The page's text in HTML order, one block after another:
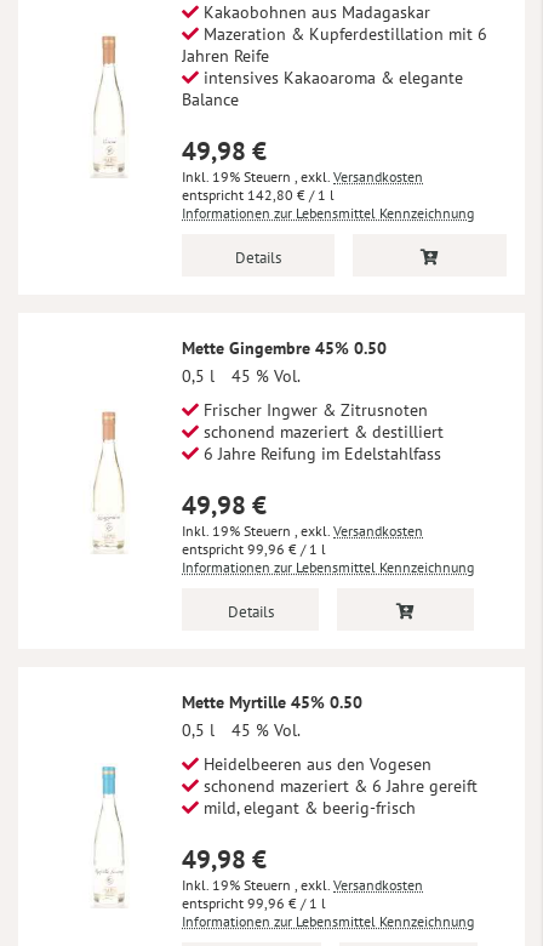
Kakaobohnen aus Madagaskar
Mazeration & Kupferdestillation mit 6
Jahren Reife
intensives Kakaoaroma & elegante
Balance
49,98 €
Inkl. 19% Steuern , exkl. Versandkosten
142,80 € / 1 l
Informationen zur Lebensmittel Kennzeichnung
Details
Mette Gingembre 45% 0.50
0,5 l
45 % Vol.
Frischer Ingwer & Zitrusnoten
schonend mazeriert & destilliert
6 Jahre Reifung im Edelstahlfass
49,98 €
Inkl. 19% Steuern , exkl. Versandkosten
99,96 € / 1 l
Informationen zur Lebensmittel Kennzeichnung
Details
Mette Myrtille 45% 0.50
0,5 l
45 % Vol.
Heidelbeeren aus den Vogesen
schonend mazeriert & 6 Jahre gereift
mild, elegant & beerig-frisch
49,98 €
Inkl. 19% Steuern , exkl. Versandkosten
99,96 € / 1 l
Informationen zur Lebensmittel Kennzeichnung